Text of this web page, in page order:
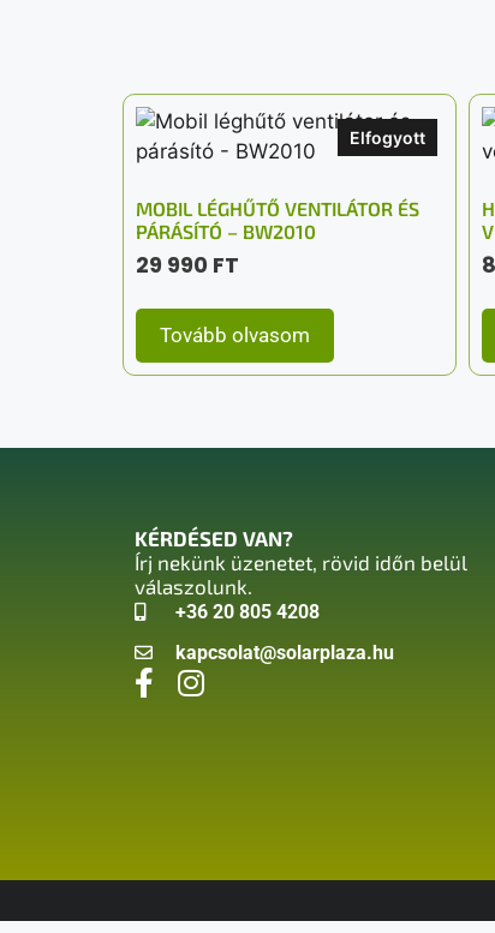
Elfogyott
MOBIL LÉGHŰTŐ VENTILÁTOR ÉS
PÁRÁSÍTÓ – BW2010
29 990 FT
Tovább olvasom
KÉRDÉSED VAN?
Írj nekünk üzenetet, rövid időn belül
válaszolunk.
+36 20 805 4208
kapcsolat@solarplaza.hu